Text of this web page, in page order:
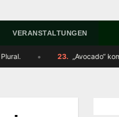
VERANSTALTUNGEN
„Avocado“ kommt vom